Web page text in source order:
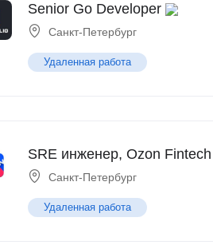
Senior Go Developer
Санкт-Петербург
Удаленная работа
SRE инженер, Ozon Fintech
Санкт-Петербург
Удаленная работа